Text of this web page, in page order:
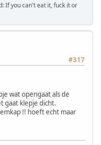
If you can't eat it, fuck it or
#317
wat opengaat als de
gaat klepje dicht.
!! hoeft echt maar